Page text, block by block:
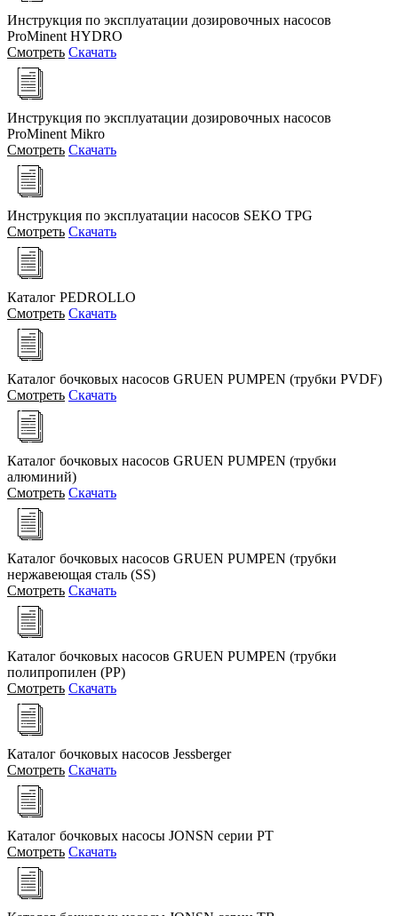
Инструкция по эксплуатации дозировочных насосов
ProMinent HYDRO
Смотреть Скачать
Инструкция по эксплуатации дозировочных насосов
ProMinent Mikro
Смотреть Скачать
Инструкция по эксплуатации насосов SEKO TPG
Смотреть Скачать
Каталог PEDROLLO
Смотреть Скачать
Каталог бочковых насосов GRUEN PUMPEN (трубки PVDF)
Смотреть Скачать
Каталог бочковых насосов GRUEN PUMPEN (трубки
алюминий)
Смотреть Скачать
Каталог бочковых насосов GRUEN PUMPEN (трубки
нержавеющая сталь (SS)
Смотреть Скачать
Каталог бочковых насосов GRUEN PUMPEN (трубки
полипропилен (PP)
Смотреть Скачать
Каталог бочковых насосов Jessberger
Смотреть Скачать
Каталог бочковых насосы JONSN серии PT
Смотреть Скачать